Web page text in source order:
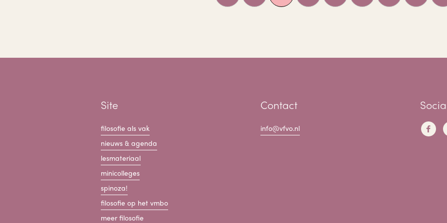
Site
filosofie als vak
nieuws & agenda
lesmateriaal
minicolleges
spinoza!
filosofie op het vmbo
meer filosofie
Contact
info@vfvo.nl